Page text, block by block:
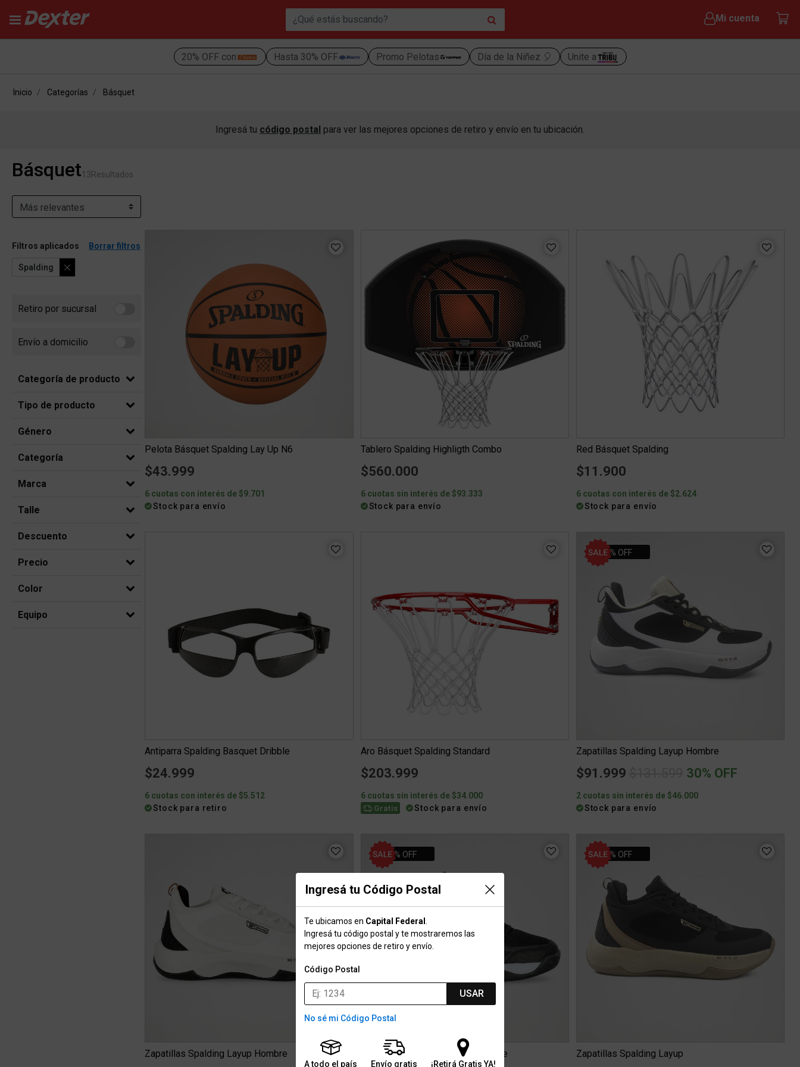
Mi cuenta
20% OFF con Hasta 30% OFF Promo Pelotas Día de la Niñez 🎈 Unite a
Ingresá tu Código Postal
Te ubicamos en Capital Federal
Ingresá tu código postal y te mostraremos las
mejores opciones de retiro y envío.
Código Postal
USAR
No sé mi Código Postal
A todo el país Envío gratis ¡Retirá Gratis YA!
Inicio Categorías Básquet
Ingresá tu código postal para ver las mejores opciones de retiro y envío en tu ubicación.
Básquet13Resultados
Filtros aplicados Borrar filtros
Spalding
Retiro por sucursal
Refine by Retiro por sucursal: Retiro por sucursal
Envío a domicilio
Refine by Envío a domicilio: Envio a domicilio
Categoría de producto
Tipo de producto
Género
Categoría
Marca
Talle
Descuento
Precio
Color
Equipo
Pelota Básquet Spalding Lay Up N6
$43.999
6 cuotas con interés de $9.701
Stock para envío
Tablero Spalding Highligth Combo
$560.000
6 cuotas sin interés de $93.333
Stock para envío
Red Básquet Spalding
$11.900
6 cuotas con interés de $2.624
Stock para envío
Antiparra Spalding Basquet Dribble
$24.999
6 cuotas con interés de $5.512
Stock para retiro
Aro Básquet Spalding Standard
$203.999
6 cuotas sin interés de $34.000
Gratis Stock para envío
30% OFF
Zapatillas Spalding Layup Hombre
$91.999 Price reduced from
to
30% OFF
2 cuotas sin interés de $46.000
Stock para envío
Zapatillas Spalding Layup Hombre
10% OFF
Zapatillas Spalding Varsity Hombre
30% OFF
Zapatillas Spalding Layup